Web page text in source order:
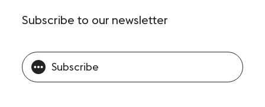
Subscribe to our newsletter
Subscribe